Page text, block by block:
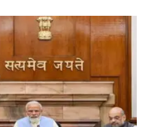
ie
n
dl
y
dI
n